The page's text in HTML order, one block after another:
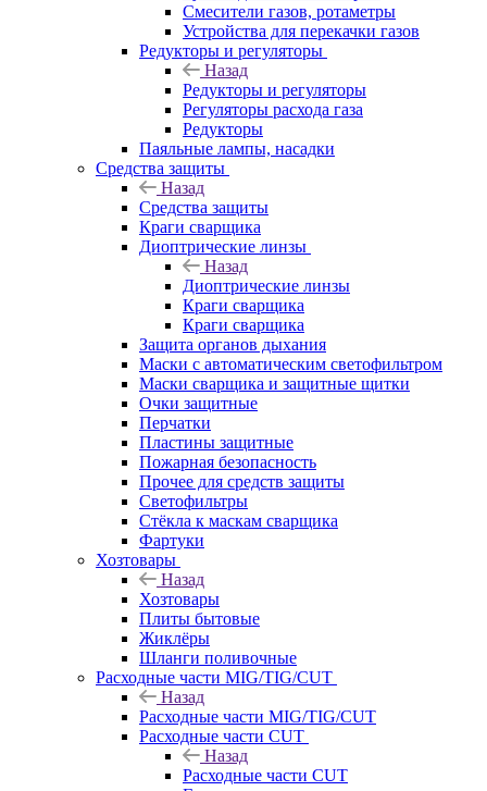
Смесители газов, ротаметры
Устройства для перекачки газов
Редукторы и регуляторы
Назад
Редукторы и регуляторы
Регуляторы расхода газа
Редукторы
Паяльные лампы, насадки
Средства защиты
Назад
Средства защиты
Краги сварщика
Диоптрические линзы
Назад
Диоптрические линзы
Краги сварщика
Краги сварщика
Защита органов дыхания
Маски с автоматическим светофильтром
Маски сварщика и защитные щитки
Очки защитные
Перчатки
Пластины защитные
Пожарная безопасность
Прочее для средств защиты
Светофильтры
Стёкла к маскам сварщика
Фартуки
Хозтовары
Назад
Хозтовары
Плиты бытовые
Жиклёры
Шланги поливочные
Расходные части MIG/TIG/CUT
Назад
Расходные части MIG/TIG/CUT
Расходные части CUT
Назад
Расходные части CUT